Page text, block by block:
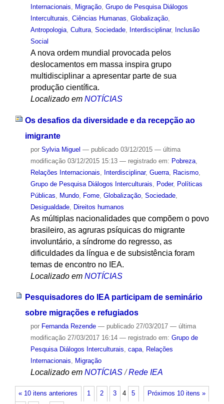
Internacionais
Migração, Grupo de Pesquisa Diálogos
Interculturais Ciências Humanas Globalização,
Antropologia, Cultura, Sociedade, Interdisciplinar,
Inclusão
Social
A nova ordem mundial provocada pelos
deslocamentos em massa inspira grupo
multidisciplinar a apresentar parte de sua
produção científica.
Localizado em NOTÍCIAS
Os desafios da diversidade e da recepção ao
imigrante
por Sylvia Miguel — publicado03/12/2015 — última
modificação03/12/2015 15:13 — registrado em: Pobreza,
Relações Internacionais
Interdisciplinar, Guerra, Racismo,
Grupo de Pesquisa Diálogos Interculturais
Poder, Políticas
Públicas
Mundo, Fome, Globalização, Sociedade,
Desigualdade, Direitos humanos
As múltiplas nacionalidades que compõem o povo
brasileiro, as agruras psíquicas do migrante
involuntário, a síndrome do regresso, as
dificuldades da língua e de subsistência foram
temas de encontro no IEA.
Localizado em NOTÍCIAS
Pesquisadores do IEA participam de seminário
sobre migrações e refugiados
por Fernanda Rezende — publicado27/03/2017 — última
modificação27/03/2017 16:14 — registrado em: Grupo de
Pesquisa Diálogos Interculturais, capa, Relações
Internacionais, Migração
Localizado em NOTÍCIAS /Rede IEA
« 10 itens anteriores Próximos 10 itens »
1 2 3 4 5